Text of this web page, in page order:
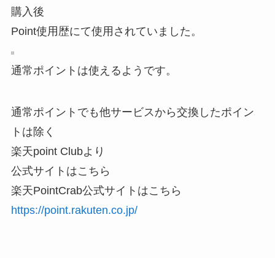
購入後
Point使用歴にて使用されていました。
通常ポイントは使えるようです。
通常ポイントでも他サービスから交換したポイン
トは除く
楽天point Clubより
公式サイトはこちら
楽天PointCrab公式サイトはこちら
https://point.rakuten.co.jp/